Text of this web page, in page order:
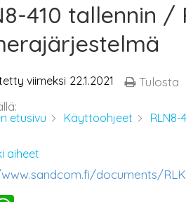
410 tallennin /
viimeksi 22.1.2021 Tulosta
etusivu
Käyttöohjeet
aiheet
documents/